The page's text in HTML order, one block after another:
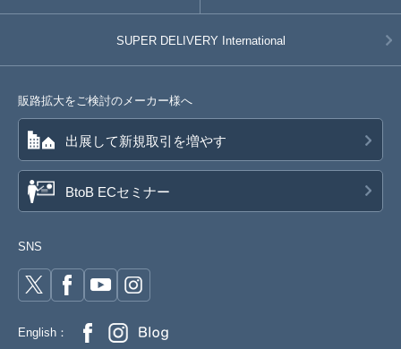
SUPER DELIVERY International
販路拡大をご検討のメーカー様へ
出展して新規取引を増やす
BtoB ECセミナー
SNS
English：